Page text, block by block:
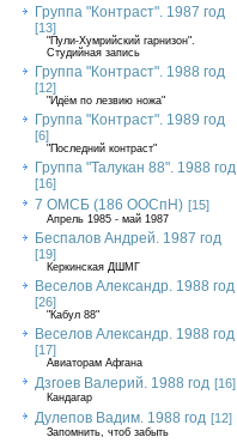
Группа "Контраст". 1987 год
[13]
"Пули-Хумрийский гарнизон".
Студийная запись
Группа "Контраст". 1988 год
[12]
"Идём по лезвию ножа"
Группа "Контраст". 1989 год
[6]
"Последний контраст"
Группа "Талукан 88". 1988 год
[16]
7 ОМСБ (186 ООСпН) [15]
Апрель 1985 - май 1987
Беспалов Андрей. 1987 год
[19]
Керкинская ДШМГ
Веселов Александр. 1988 год
[26]
"Кабул 88"
Веселов Александр. 1988 год
[17]
Авиаторам Афгана
Дзгоев Валерий. 1988 год [16]
Кандагар
Дулепов Вадим. 1988 год [12]
Запомнить, чтоб забыть